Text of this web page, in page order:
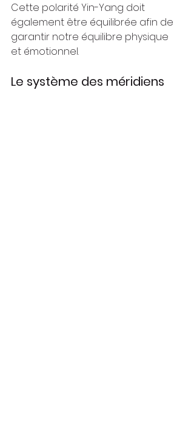
Cette polarité Yin-Yang doit
également être équilibrée afin de
garantir notre équilibre physique
et émotionnel.
Le système des méridiens